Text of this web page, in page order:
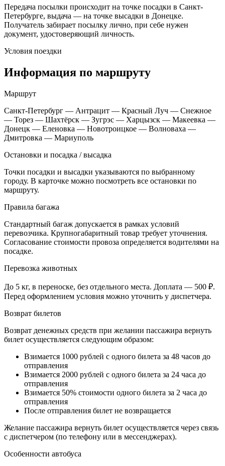
Передача посылки происходит на точке посадки в Санкт-
Петербурге, выдача — на точке высадки в Донецке.
Получатель забирает посылку лично, при себе нужен
документ, удостоверяющий личность.
Условия поездки
Информация по маршруту
Маршрут
Санкт-Петербург — Антрацит — Красный Луч — Снежное
— Торез — Шахтёрск — Зугрэс — Харцызск — Макеевка —
Донецк — Еленовка — Новотроицкое — Волноваха —
Дмитровка — Мариуполь
Остановки и посадка / высадка
Точки посадки и высадки указываются по выбранному
городу. В карточке можно посмотреть все остановки по
маршруту.
Правила багажа
Стандартный багаж допускается в рамках условий
перевозчика. Крупногабаритный товар требует уточнения.
Согласование стоимости провоза определяется водителями на
посадке.
Перевозка животных
До 5 кг, в переноске, без отдельного места. Доплата — 500 ₽.
Перед оформлением условия можно уточнить у диспетчера.
Возврат билетов
Возврат денежных средств при желании пассажира вернуть
билет осуществляется следующим образом:
Взимается 1000 рублей с одного билета за 48 часов до
отправления
Взимается 2000 рублей с одного билета за 24 часа до
отправления
Взимается 50% стоимости одного билета за 2 часа до
отправления
После отправления билет не возвращается
Желание пассажира вернуть билет осуществляется через связь
с диспетчером (по телефону или в мессенджерах).
Особенности автобуса